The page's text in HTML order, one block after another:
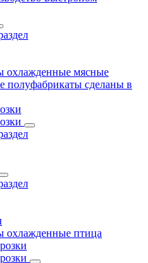
охлажденные мясные
полуфабрикаты сделаны в
охлажденные птица